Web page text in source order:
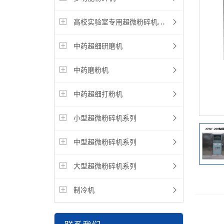
高校实验室专用超微粉碎机设备
中药超细研磨机
中药磨粉机
中药超细打粉机
小型超微粉碎机系列
中型超微粉碎机系列
大型超微粉碎机系列
制冷机